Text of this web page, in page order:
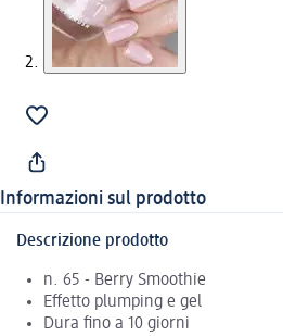
Informazioni sul prodotto
Descrizione prodotto
n. 65 - Berry Smoothie
Effetto plumping e gel
Dura fino a 10 giorni